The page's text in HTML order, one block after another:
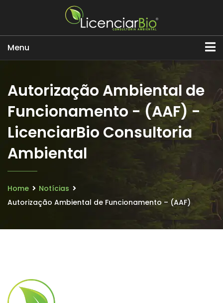
Menu
Autorização Ambiental de
Funcionamento - (AAF) -
LicenciarBio Consultoria
Ambiental
Home
Notícias
Autorização Ambiental de Funcionamento – (AAF)